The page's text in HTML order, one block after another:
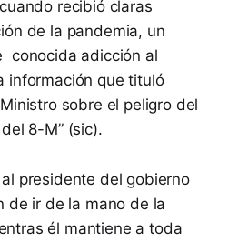
recibió claras
de la pandemia, un
conocida adicción al
información que tituló
sobre el peligro del
8-M” (sic).
presidente del gobierno
de ir de la mano de la
él mantiene a toda